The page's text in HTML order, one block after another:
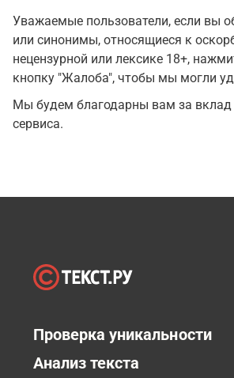
Уважаемые пользователи, если вы
или синонимы, относящиеся к
нецензурной или лексике 18+,
кнопку "Жалоба", чтобы мы могли
Мы будем благодарны вам за вклад
сервиса.
Проверка уникальности
Анализ текста